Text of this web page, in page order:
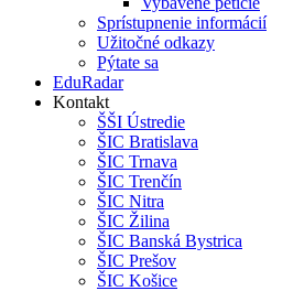
Sprístupnenie informácií
Užitočné odkazy
Pýtate sa
EduRadar
Kontakt
ŠŠI Ústredie
ŠIC Bratislava
ŠIC Trnava
ŠIC Trenčín
ŠIC Nitra
ŠIC Žilina
ŠIC Banská Bystrica
ŠIC Prešov
ŠIC Košice